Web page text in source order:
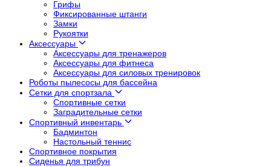
Грифы
Фиксированные штанги
Замки
Рукоятки
Аксессуары
Аксессуары для тренажеров
Аксессуары для фитнеса
Аксессуары для силовых тренировок
Роботы пылесосы для бассейна
Сетки для спортзала
Спортивные сетки
Заградительные сетки
Спортивный инвентарь
Бадминтон
Настольный теннис
Спортивное покрытия
Сиденья для трибун